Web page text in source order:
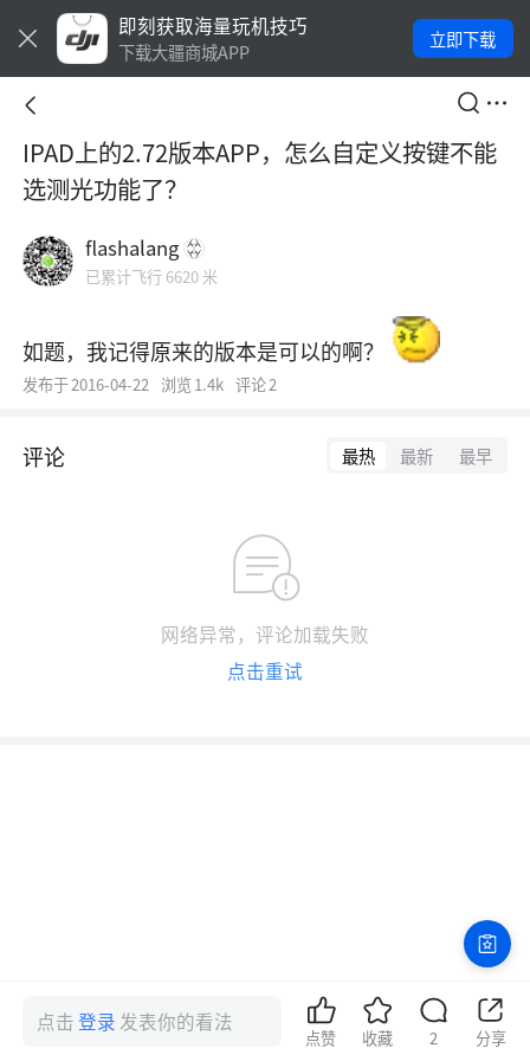
即刻获取海量玩机技巧
下载大疆商城APP
立即下载
IPAD上的2.72版本APP，怎么自定义按键不能
选测光功能了？
flashalang
已累计飞行 6620 米
如题，我记得原来的版本是可以的啊？
发布于2016-04-22 浏览1.4k 评论2
评论 最热 最新 最早
网络异常，评论加载失败
点击重试
点击登录 发表你的看法
点赞 收藏 2 分享